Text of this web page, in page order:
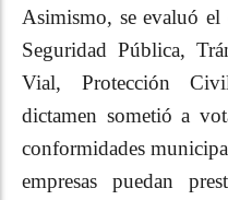
Asimismo, se evaluó
Seguridad Pública,
Vial, Protección
dictamen sometió a
conformidades
empresas puedan